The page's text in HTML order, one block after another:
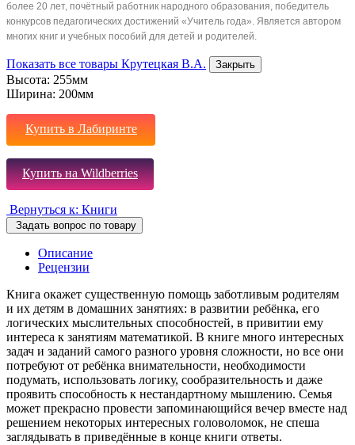
более 20 лет, почётный работник народного образования, победитель
конкурсов педагогических достижений «Учитель года». Является автором
многих книг и учебных пособий для детей и родителей.
Показать все товары Крутецкая В.А. Закрыть
Высота: 255мм
Ширина: 200мм
Купить в Лабиринте
Купить на Wildberries
Вернуться к: Книги
Задать вопрос по товару
Описание
Рецензии
Книга окажет существенную помощь заботливым родителям
и их детям в домашних занятиях: в развитии ребёнка, его
логических мыслительных способностей, в привитии ему
интереса к занятиям математикой. В книге много интересных
задач и заданий самого разного уровня сложности, но все они
потребуют от ребёнка внимательности, необходимости
подумать, использовать логику, сообразительность и даже
проявить способность к нестандартному мышлению. Семья
может прекрасно провести запоминающийся вечер вместе над
решением некоторых интересных головоломок, не спеша
заглядывать в приведённые в конце книги ответы.